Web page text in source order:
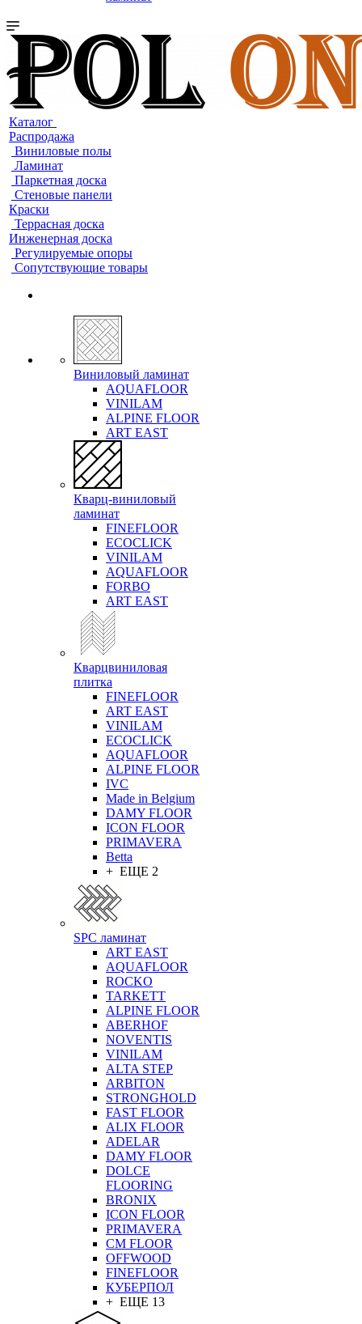
Каталог
Распродажа
Виниловые полы
Ламинат
Паркетная доска
Стеновые панели
Краски
Террасная доска
Инженерная доска
Регулируемые опоры
Сопутствующие товары
Виниловый ламинат
AQUAFLOOR
VINILAM
ALPINE FLOOR
ART EAST
Кварц-виниловый
ламинат
FINEFLOOR
ECOCLICK
VINILAM
AQUAFLOOR
FORBO
ART EAST
Кварцвиниловая
плитка
FINEFLOOR
ART EAST
VINILAM
ECOCLICK
AQUAFLOOR
ALPINE FLOOR
IVC
Made in Belgium
DAMY FLOOR
ICON FLOOR
PRIMAVERA
Betta
+ ЕЩЕ 2
SPC ламинат
ART EAST
AQUAFLOOR
ROCKO
TARKETT
ALPINE FLOOR
ABERHOF
NOVENTIS
VINILAM
ALTA STEP
ARBITON
STRONGHOLD
FAST FLOOR
ALIX FLOOR
ADELAR
DAMY FLOOR
DOLCE
FLOORING
BRONIX
ICON FLOOR
PRIMAVERA
CM FLOOR
OFFWOOD
FINEFLOOR
КУБЕРПОЛ
+ ЕЩЕ 13